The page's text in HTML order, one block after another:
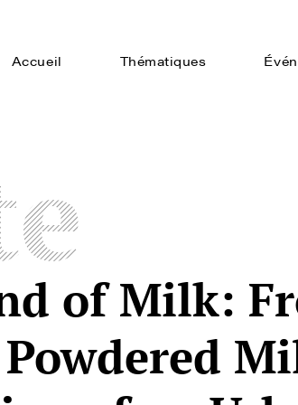
Accueil Thématiques
of Milk: